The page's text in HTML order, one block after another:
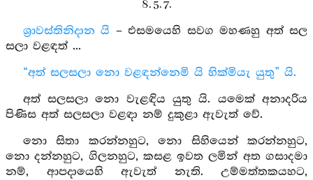
8. 5. 7.
ශ්‍රාවස්තිනිදාන යි – එසමයෙහි සවග මහණහු අත් සල
සලා වළඳත් ...
“අත් සලසලා නො වළඳන්නෙමි යි හික්මියැ යුතු” යි.
අත් සලසලා නො වැළඳිය යුතු යි. යමෙක් අනාදරිය
පිණිස අත් සලසලා වළඳා නම් දුකුළා ඇවැත් වේ.
නො සිතා කරන්නහුට, නො සිහියෙන් කරන්නහුට,
නො දන්නහුට, ගිලනහුට, කසළ ඉවත ලමින් අත ගසාදමා
නම්, ආපදායෙහි ඇවැත් නැති. උම්මත්තකයහට,